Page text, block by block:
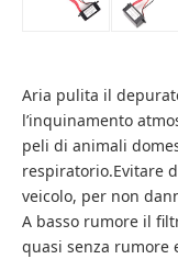
Aria pulita il
l’inquinamento
peli di animali
respiratorio.Evitare
veicolo, per non
A basso rumore il
quasi senza rumore